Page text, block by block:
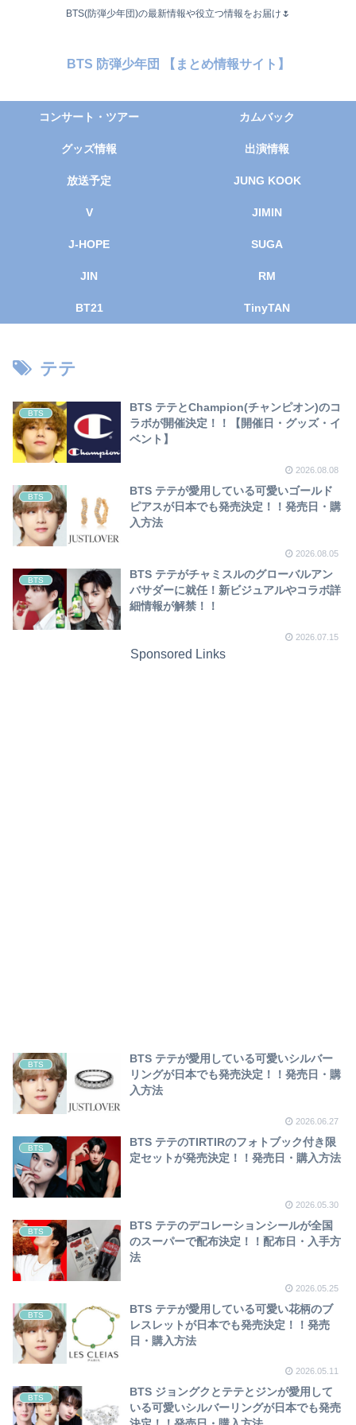
BTS(防弾少年団)の最新情報や役立つ情報をお届け🌷
BTS 防弾少年団 【まとめ情報サイト】
コンサート・ツアー カムバック
グッズ情報 出演情報
放送予定 JUNG KOOK
V JIMIN
J-HOPE SUGA
JIN RM
BT21 TinyTAN
テテ
BTS
BTS テテとChampion(チャンピオン)のコ
ラボが開催決定！！【開催日・グッズ・イ
ベント】
2026.08.08
BTS
BTS テテが愛用している可愛いゴールド
ピアスが日本でも発売決定！！発売日・購
入方法
2026.08.05
BTS
BTS テテがチャミスルのグローバルアン
バサダーに就任！新ビジュアルやコラボ詳
細情報が解禁！！
2026.07.15
Sponsored Links
BTS
BTS テテが愛用している可愛いシルバー
リングが日本でも発売決定！！発売日・購
入方法
2026.06.27
BTS
BTS テテのTIRTIRのフォトブック付き限
定セットが発売決定！！発売日・購入方法
2026.05.30
BTS
BTS テテのデコレーションシールが全国
のスーパーで配布決定！！配布日・入手方
法
2026.05.25
BTS
BTS テテが愛用している可愛い花柄のブ
レスレットが日本でも発売決定！！発売
日・購入方法
2026.05.11
BTS
BTS ジョングクとテテとジンが愛用して
いる可愛いシルバーリングが日本でも発売